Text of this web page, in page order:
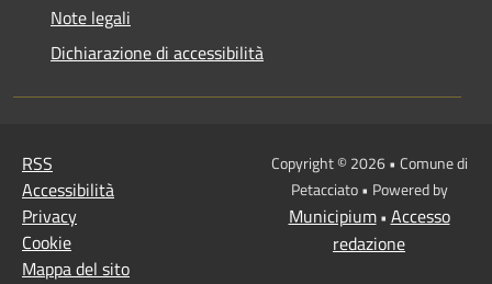
Note legali
Dichiarazione di accessibilità
RSS
Accessibilità
Privacy
Cookie
Mappa del sito
Copyright © 2026 • Comune di
Petacciato • Powered by
Municipium• Accesso
redazione